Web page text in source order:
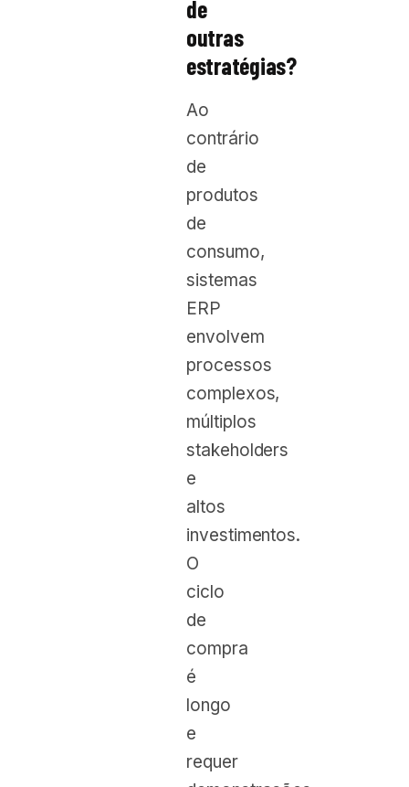
de
outras
estratégias?
Ao
contrário
de
produtos
de
consumo,
sistemas
ERP
envolvem
processos
complexos,
múltiplos
stakeholders
e
altos
investimentos.
O
ciclo
de
compra
é
longo
e
requer